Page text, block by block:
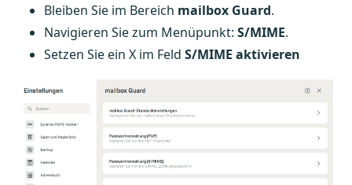
Bleiben Sie im Bereich mailbox Guard.
Navigieren Sie zum Menüpunkt: S/MIME.
Setzen Sie ein X im Feld S/MIME aktivieren